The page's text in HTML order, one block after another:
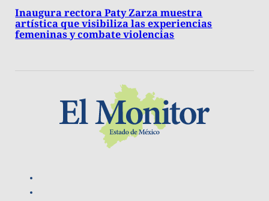
Inaugura rectora Paty Zarza muestra
artística que visibiliza las experiencias
femeninas y combate violencias